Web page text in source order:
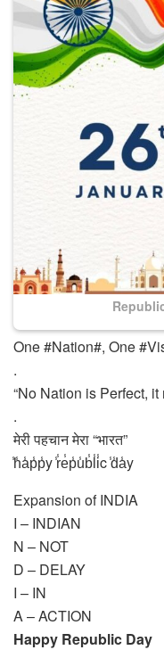
One #Nation#, One
.
“No Nation is Perfect,
.
मेरी पहचान मेरा “भारत”
̾h̾a̾p̾p̾y ̾r̾e̾p̾u̾b̾l̾i̾c ̾d̾a̾y
Expansion of INDIA
I – INDIAN
N – NOT
D – DELAY
I – IN
A – ACTION
Happy Republic Day